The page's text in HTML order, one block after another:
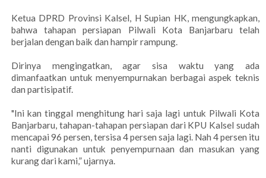
Ketua DPRD Provinsi Kalsel, H Supian HK, mengungkapkan,
bahwa tahapan persiapan Pilwali Kota Banjarbaru telah
berjalan dengan baik dan hampir rampung.
Dirinya mengingatkan, agar sisa waktu yang ada
dimanfaatkan untuk menyempurnakan berbagai aspek teknis
dan partisipatif.
"Ini kan tinggal menghitung hari saja lagi untuk Pilwali Kota
Banjarbaru, tahapan-tahapan persiapan dari KPU Kalsel sudah
mencapai 96 persen, tersisa 4 persen saja lagi. Nah 4 persen itu
nanti digunakan untuk penyempurnaan dan masukan yang
kurang dari kami,” ujarnya.